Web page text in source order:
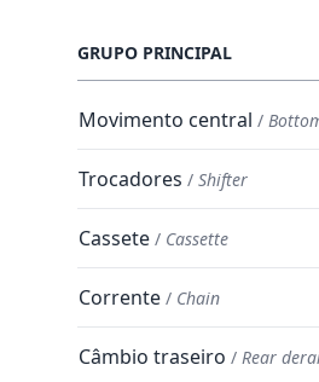
GRUPO PRINCIPAL
Movimento central /
Trocadores / Shifter
Cassete / Cassette
Corrente / Chain
Câmbio traseiro / Rear